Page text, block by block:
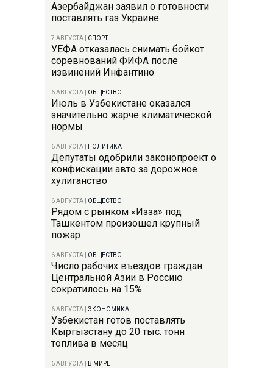
Азербайджан заявил о готовности
поставлять газ Украине
7 АВГУСТА СПОРТ
УЕФА отказалась снимать бойкот
соревнований ФИФА после
извинений Инфантино
6 АВГУСТА ОБЩЕСТВО
Июль в Узбекистане оказался
значительно жарче климатической
нормы
6 АВГУСТА ПОЛИТИКА
Депутаты одобрили законопроект о
конфискации авто за дорожное
хулиганство
6 АВГУСТА ОБЩЕСТВО
Рядом с рынком «Изза» под
Ташкентом произошел крупный
пожар
6 АВГУСТА ОБЩЕСТВО
Число рабочих въездов граждан
Центральной Азии в Россию
сократилось на 15%
6 АВГУСТА ЭКОНОМИКА
Узбекистан готов поставлять
Кыргызстану до 20 тыс. тонн
топлива в месяц
6 АВГУСТА В МИРЕ